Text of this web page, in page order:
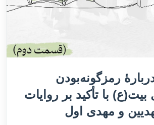
رمزگونه‌بودن
با تأکید بر روایات
و مهدی اول